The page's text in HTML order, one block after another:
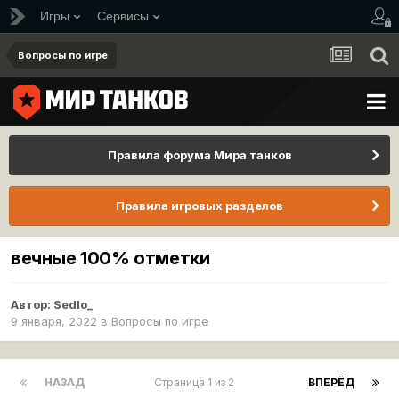
Игры Сервисы
Вопросы по игре
Правила форума Мира танков
Правила игровых разделов
вечные 100% отметки
Автор: Sedlo_
9 января, 2022 в Вопросы по игре
НАЗАД ВПЕРЁД
Страница 1 из 2